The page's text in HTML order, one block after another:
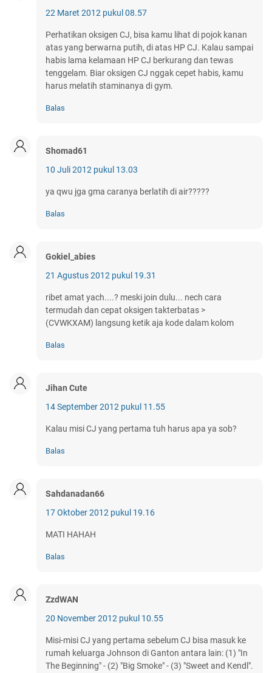
22 Maret 2012 pukul 08.57
Perhatikan oksigen CJ, bisa kamu lihat di pojok kanan
atas yang berwarna putih, di atas HP CJ. Kalau sampai
habis lama kelamaan HP CJ berkurang dan tewas
tenggelam. Biar oksigen CJ nggak cepet habis, kamu
harus melatih staminanya di gym.
Balas
Shomad61
10 Juli 2012 pukul 13.03
ya qwu jga gma caranya berlatih di air?????
Balas
Gokiel_abies
21 Agustus 2012 pukul 19.31
ribet amat yach....? meski join dulu... nech cara
termudah dan cepat oksigen takterbatas >
(CVWKXAM) langsung ketik aja kode dalam kolom
Balas
Jihan Cute
14 September 2012 pukul 11.55
Kalau misi CJ yang pertama tuh harus apa ya sob?
Balas
Sahdanadan66
17 Oktober 2012 pukul 19.16
MATI HAHAH
Balas
ZzdWAN
20 November 2012 pukul 10.55
Misi-misi CJ yang pertama sebelum CJ bisa masuk ke
rumah keluarga Johnson di Ganton antara lain: (1) "In
The Beginning" - (2) "Big Smoke" - (3) "Sweet and Kendl".